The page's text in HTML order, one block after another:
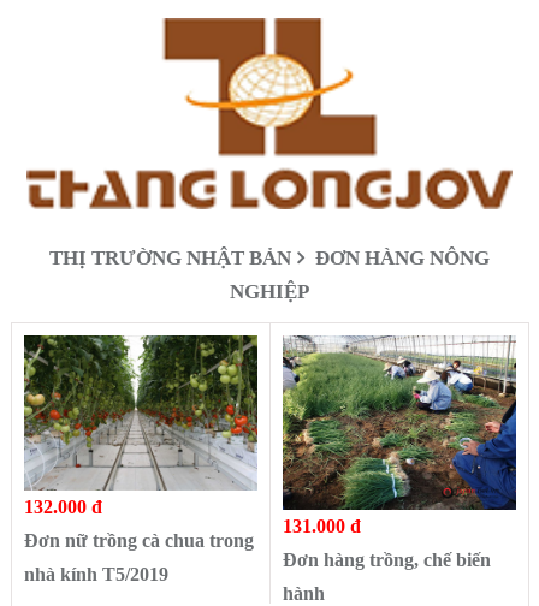
THỊ TRƯỜNG NHẬT BẢN
ĐƠN HÀNG NÔNG
NGHIỆP
132.000 đ
Đơn nữ trồng cà chua trong
nhà kính T5/2019
131.000 đ
Đơn hàng trồng, chế biến
hành